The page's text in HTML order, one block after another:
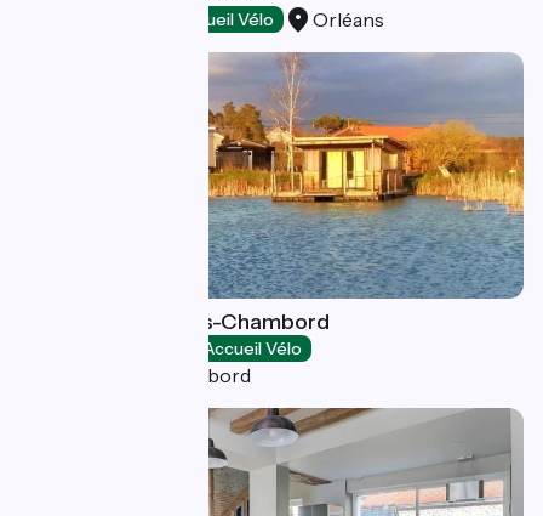
Accueil Vélo Orléans
Les lodges de Blois-Chambord
Accueil Vélo
Mont-près-Chambord